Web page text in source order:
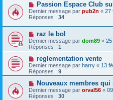
Passion Espace Club
Dernier message par pub2n « 27
Réponses : 34
raz le bol
Dernier message par dom89 « 25
Réponses : 1
reglementation vente
Dernier message par harry « 13
Réponses : 9
Nouveaux membres
Dernier message par orval56 «
Réponses : 30